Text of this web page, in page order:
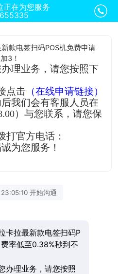
正在为您服务
款电签扫码POS机免费申请
3！
理业务，请您按照下
点击 （在线申请链接）
我们会有客服人员在
）与您联系，请您保
打官方电话：
为您服务！
开始沟通
卡拉最新款电签扫码P
率低至0.38%秒到不
办理业务，请您按照